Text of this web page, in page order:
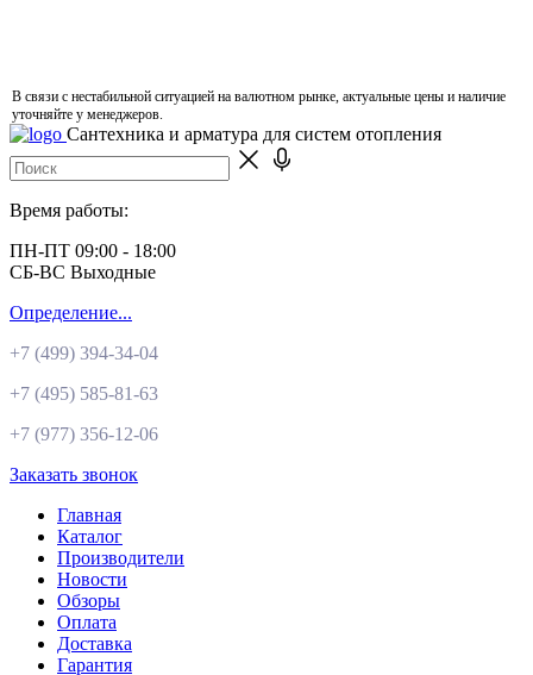
В связи с нестабильной ситуацией на валютном рынке, актуальные цены и наличие
уточняйте у менеджеров.
Сантехника и арматура для систем отопления
Время работы:
ПН-ПТ 09:00 - 18:00
СБ-ВС Выходные
Определение...
+7 (499) 394-34-04
+7 (495) 585-81-63
+7 (977) 356-12-06
Заказать звонок
Главная
Каталог
Производители
Новости
Обзоры
Оплата
Доставка
Гарантия